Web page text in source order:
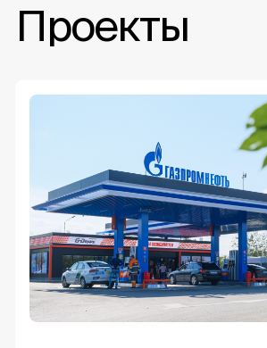
Проекты